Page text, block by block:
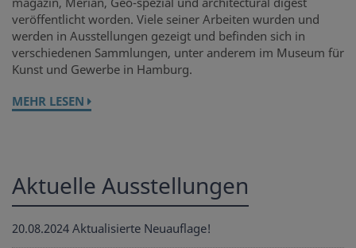
veröffentlicht worden. Viele seiner Arbeiten wurden und
werden in Ausstellungen gezeigt und befinden sich in
verschiedenen Sammlungen, unter anderem im Museum für
Kunst und Gewerbe in Hamburg.
MEHR LESEN
Aktuelle Ausstellungen
20.08.2024 Aktualisierte Neuauflage!